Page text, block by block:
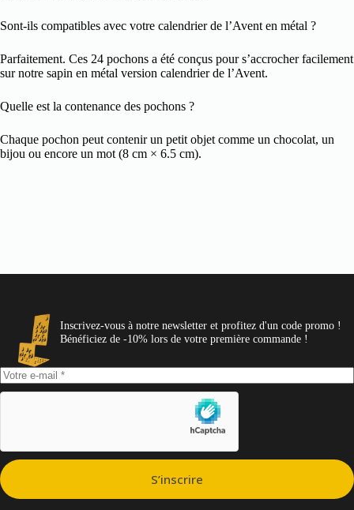
Sont-ils compatibles avec votre calendrier de l’Avent en métal ?
Parfaitement. Ces 24 pochons a été conçus pour s’accrocher facilement
sur notre sapin en métal version calendrier de l’Avent.
Quelle est la contenance des pochons ?
Chaque pochon peut contenir un petit objet comme un chocolat, un
bijou ou encore un mot (8 cm × 6.5 cm).
Inscrivez-vous à notre newsletter et profitez d'un code promo !
Bénéficiez de -10% lors de votre première commande !
S’inscrire